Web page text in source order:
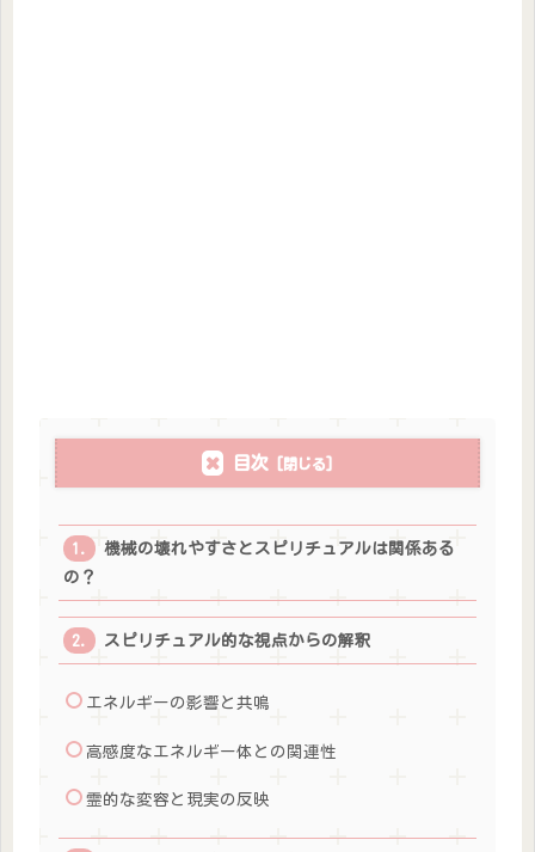
目次
機械の壊れやすさとスピリチュアルは関係ある
の？
スピリチュアル的な視点からの解釈
エネルギーの影響と共鳴
高感度なエネルギー体との関連性
霊的な変容と現実の反映